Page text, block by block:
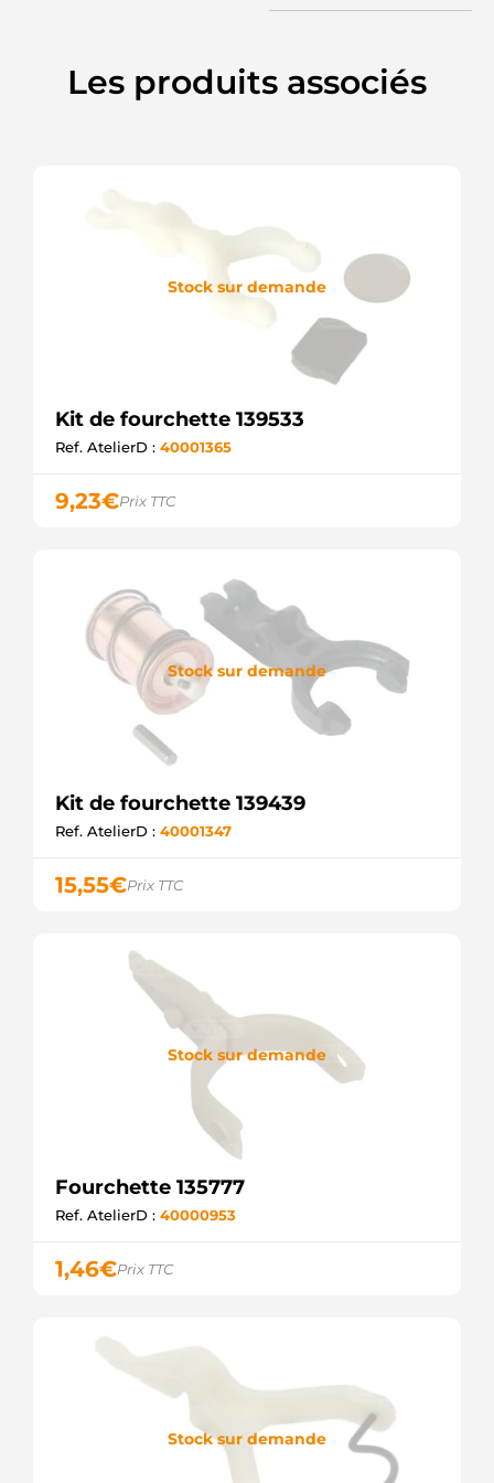
Les produits associés
Stock sur demande
Kit de fourchette 139533
Ref. AtelierD : 40001365
9,23€Prix TTC
Stock sur demande
Kit de fourchette 139439
Ref. AtelierD : 40001347
15,55€Prix TTC
Stock sur demande
Fourchette 135777
Ref. AtelierD : 40000953
1,46€Prix TTC
Stock sur demande